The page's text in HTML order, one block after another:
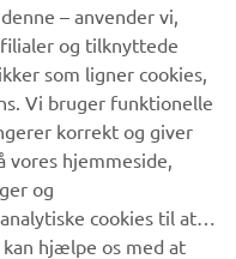
– anvender vi,
filialer og tilknyttede
som ligner cookies,
Vi bruger funktionelle
korrekt og giver
hjemmeside,
og
cookies til at
hjælpe os med at